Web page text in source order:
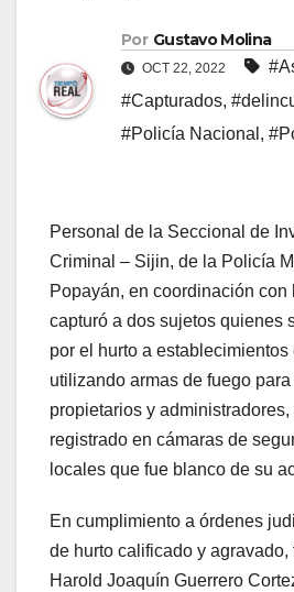
Por Gustavo Molina
OCT 22, 2022
#Capturados,
#Policía Nacional ,
Personal de la Seccional de
Criminal – Sijin, de la Policía
Popayán, en coordinación
capturó a dos sujetos quienes
por el hurto a
utilizando armas de fuego
propietarios y
registrado en cámaras de
locales que fue blanco de su
En cumplimiento a órdenes
de hurto calificado y agravado,
Harold Joaquín Guerrero